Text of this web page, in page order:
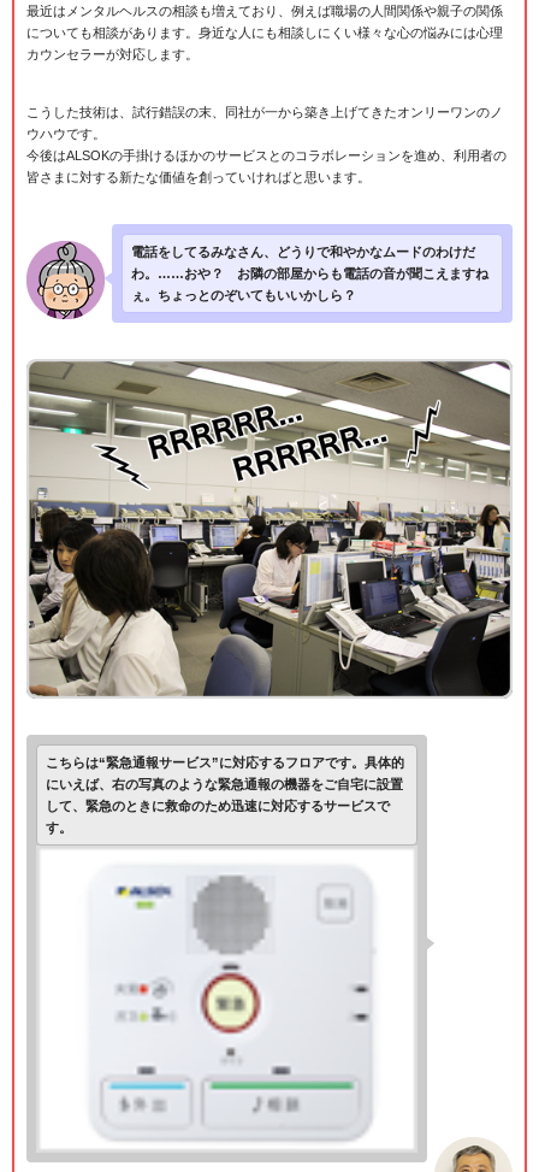
最近はメンタルヘルスの相談も増えており、例えば職場の人間関係や親子の関係
についても相談があります。身近な人にも相談しにくい様々な心の悩みには心理
カウンセラーが対応します。
こうした技術は、試行錯誤の末、同社が一から築き上げてきたオンリーワンのノ
ウハウです。
今後はALSOKの手掛けるほかのサービスとのコラボレーションを進め、利用者の
皆さまに対する新たな価値を創っていければと思います。
電話をしてるみなさん、どうりで和やかなムードのわけだ
わ。……おや？ お隣の部屋からも電話の音が聞こえますね
ぇ。ちょっとのぞいてもいいかしら？
こちらは“緊急通報サービス”に対応するフロアです。具体的
にいえば、右の写真のような緊急通報の機器をご自宅に設置
して、緊急のときに救命のため迅速に対応するサービスで
す。